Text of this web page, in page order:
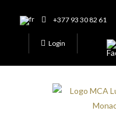
+377 93 30 82 61
Login